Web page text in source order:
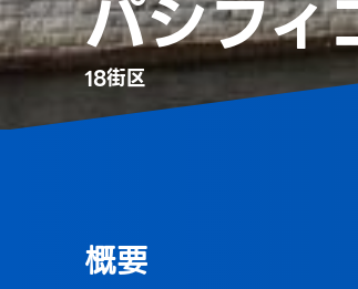
パシフ
18街区
概要